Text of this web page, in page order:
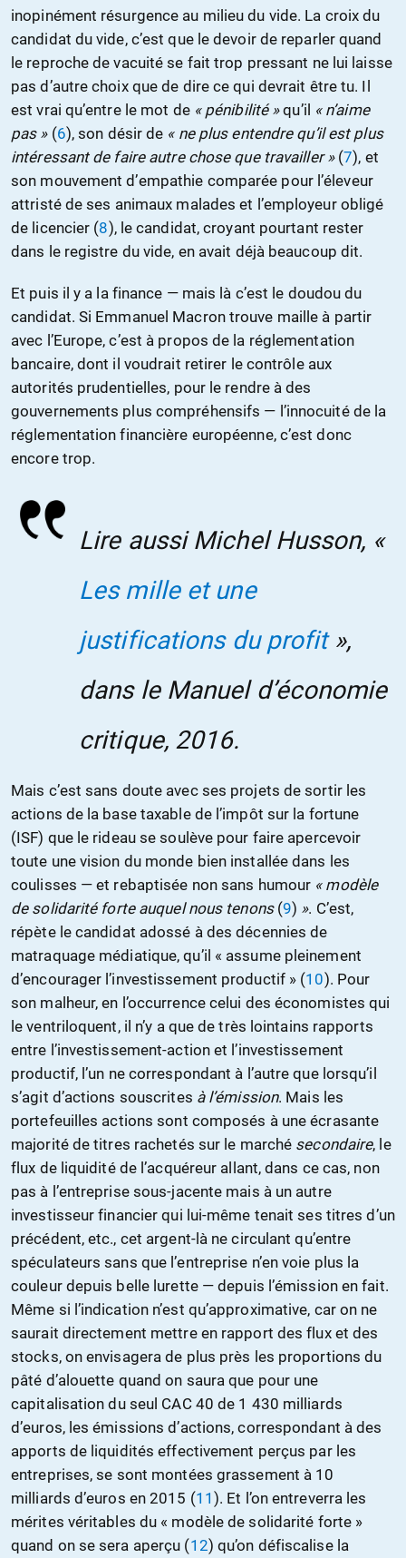
inopinément résurgence au milieu du vide. La croix du
candidat du vide, c’est que le devoir de reparler quand
le reproche de vacuité se fait trop pressant ne lui laisse
pas d’autre choix que de dire ce qui devrait être tu. Il
est vrai qu’entre le mot de « pénibilité »qu’il « n’aime
pas »(6), son désir de « ne plus entendre qu’il est plus
intéressant de faire autre chose que travailler »(7), et
son mouvement d’empathie comparée pour l’éleveur
attristé de ses animaux malades et l’employeur obligé
de licencier (8), le candidat, croyant pourtant rester
dans le registre du vide, en avait déjà beaucoup dit.
Et puis il y a la finance — mais là c’est le doudou du
candidat. Si Emmanuel Macron trouve maille à partir
avec l’Europe, c’est à propos de la réglementation
bancaire, dont il voudrait retirer le contrôle aux
autorités prudentielles, pour le rendre à des
gouvernements plus compréhensifs — l’innocuité de la
réglementation financière européenne, c’est donc
encore trop.
Lire aussi Michel Husson, «
Les mille et une
justifications du profit»,
dans le Manuel d’économie
critique,2016.
Mais c’est sans doute avec ses projets de sortir les
actions de la base taxable de l’impôt sur la fortune
(ISF) que le rideau se soulève pour faire apercevoir
toute une vision du monde bien installée dans les
coulisses — et rebaptisée non sans humour « modèle
de solidarité forte auquel nous tenons(9) ». C’est,
répète le candidat adossé à des décennies de
matraquage médiatique, qu’il « assume pleinement
d’encourager l’investissement productif » (10). Pour
son malheur, en l’occurrence celui des économistes qui
le ventriloquent, il n’y a que de très lointains rapports
entre l’investissement-action et l’investissement
productif, l’un ne correspondant à l’autre que lorsqu’il
s’agit d’actions souscrites à l’émission. Mais les
portefeuilles actions sont composés à une écrasante
majorité de titres rachetés sur le marché secondaire, le
flux de liquidité de l’acquéreur allant, dans ce cas, non
pas à l’entreprise sous-jacente mais à un autre
investisseur financier qui lui-même tenait ses titres d’un
précédent, etc., cet argent-là ne circulant qu’entre
spéculateurs sans que l’entreprise n’en voie plus la
couleur depuis belle lurette — depuis l’émission en fait.
Même si l’indication n’est qu’approximative, car on ne
saurait directement mettre en rapport des flux et des
stocks, on envisagera de plus près les proportions du
pâté d’alouette quand on saura que pour une
capitalisation du seul CAC 40 de 1 430 milliards
d’euros, les émissions d’actions, correspondant à des
apports de liquidités effectivement perçus par les
entreprises, se sont montées grassement à 10
milliards d’euros en 2015 (11 ). Et l’on entreverra les
mérites véritables du « modèle de solidarité forte »
quand on se sera aperçu (12) qu’on défiscalise la